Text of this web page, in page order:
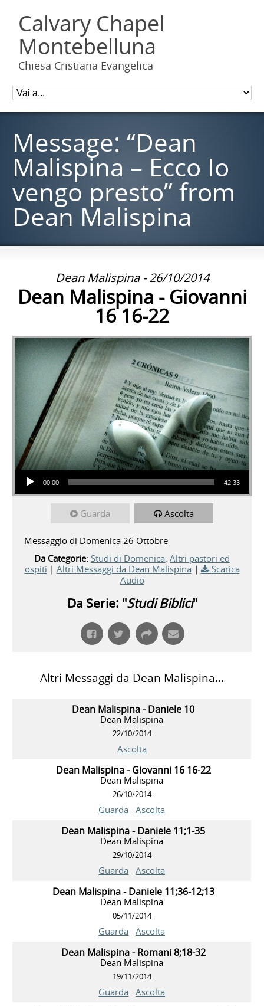
Calvary Chapel
Montebelluna
Chiesa Cristiana Evangelica
Message: “Dean
Malispina – Ecco Io
vengo presto” from
Dean Malispina
Dean Malispina - 26/10/2014
Dean Malispina - Giovanni
16 16-22
Audio Player
00:00 42:33
Guarda Ascolta
Messaggio di Domenica 26 Ottobre
Da Categorie: Studi di Domenica, Altri pastori ed
ospiti | Altri Messaggi da Dean Malispina |
Scarica
Audio
Da Serie: "Studi Biblici"
Altri Messaggi da Dean Malispina...
Dean Malispina - Daniele 10
Dean Malispina
22/10/2014
Ascolta
Dean Malispina - Giovanni 16 16-22
Dean Malispina
26/10/2014
Guarda Ascolta
Dean Malispina - Daniele 11;1-35
Dean Malispina
29/10/2014
Guarda Ascolta
Dean Malispina - Daniele 11;36-12;13
Dean Malispina
05/11/2014
Guarda Ascolta
Dean Malispina - Romani 8;18-32
Dean Malispina
19/11/2014
Guarda Ascolta